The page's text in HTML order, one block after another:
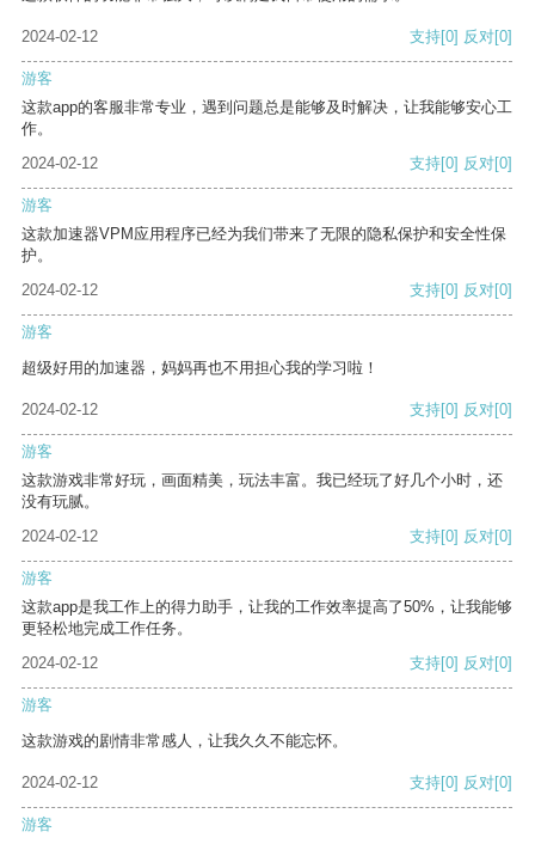
2024-02-12 支持[0] 反对[0]
游客
这款app的客服非常专业，遇到问题总是能够及时解决，让我能够安心工
作。
2024-02-12
支持[0] 反对[0]
游客
这款加速器VPM应用程序已经为我们带来了无限的隐私保护和安全性保
护。
2024-02-12
支持[0] 反对[0]
游客
超级好用的加速器，妈妈再也不用担心我的学习啦！
2024-02-12 支持[0] 反对[0]
游客
这款游戏非常好玩，画面精美，玩法丰富。我已经玩了好几个小时，还
没有玩腻。
2024-02-12
支持[0] 反对[0]
游客
这款app是我工作上的得力助手，让我的工作效率提高了50%，让我能够
更轻松地完成工作任务。
2024-02-12
支持[0] 反对[0]
游客
这款游戏的剧情非常感人，让我久久不能忘怀。
2024-02-12 支持[0] 反对[0]
游客